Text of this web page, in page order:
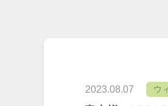
2023.08.07 ウ